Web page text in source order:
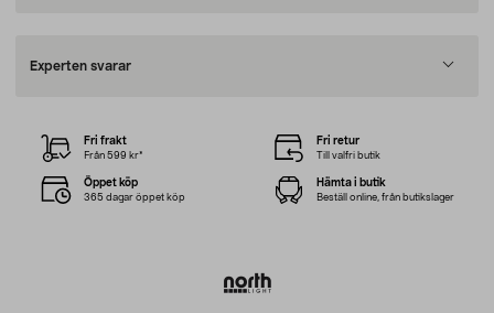
Experten svarar
Fri frakt
Från 599 kr*
Fri retur
Till valfri butik
Öppet köp
365 dagar öppet köp
Hämta i butik
Beställ online, från butikslager